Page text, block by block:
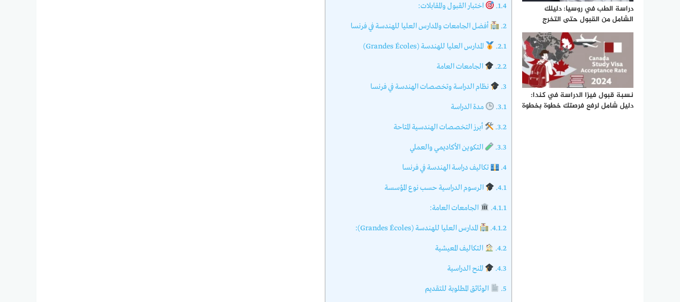
دراسة الطب في روسيا: دليلك
الشامل من القبول حتى التخرج
نسبة قبول فيزا الدراسة في كندا:
دليل شامل لرفع فرصتك خطوة بخطوة
1.4.
اختبار القبول والمقابلات:
2.
أفضل الجامعات والمدارس العليا للهندسة في فرنسا
2.1.
المدارس العليا للهندسة (Grandes Écoles)
2.2.
الجامعات العامة
3.
نظام الدراسة وتخصصات الهندسة في فرنسا
3.1.
مدة الدراسة
3.2.
أبرز التخصصات الهندسية المتاحة
3.3.
التكوين الأكاديمي والعملي
4.
تكاليف دراسة الهندسة في فرنسا
4.1.
الرسوم الدراسية حسب نوع المؤسسة
4.1.1.
الجامعات العامة:
4.1.2.
المدارس العليا للهندسة (Grandes Écoles):
4.2.
التكاليف المعيشية
4.3.
المنح الدراسية
5.
الوثائق المطلوبة للتقديم